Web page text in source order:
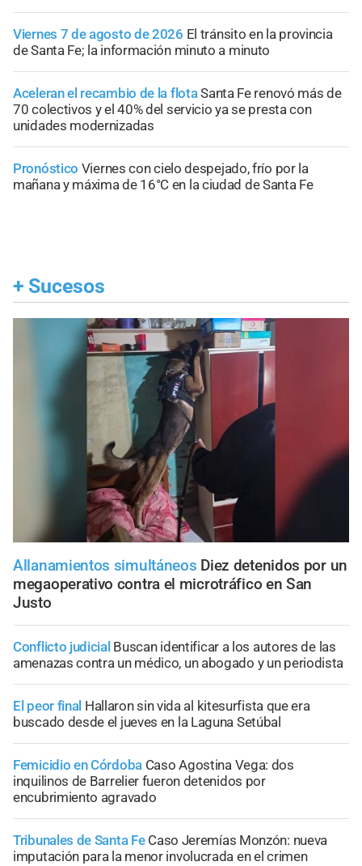
Viernes 7 de agosto de 2026 El tránsito en la provincia
de Santa Fe; la información minuto a minuto
Aceleran el recambio de la flotaSanta Fe renovó más de
70 colectivos y el 40% del servicio ya se presta con
unidades modernizadas
Pronóstico Viernes con cielo despejado, frío por la
mañana y máxima de 16°C en la ciudad de Santa Fe
+ Sucesos
Allanamientos simultáneos Diez detenidos por un
megaoperativo contra el microtráfico en San
Justo
Conflicto judicial Buscan identificar a los autores de las
amenazas contra un médico, un abogado y un periodista
El peor final Hallaron sin vida al kitesurfista que era
buscado desde el jueves en la Laguna Setúbal
Femicidio en Córdoba Caso Agostina Vega: dos
inquilinos de Barrelier fueron detenidos por
encubrimiento agravado
Tribunales de Santa Fe Caso Jeremías Monzón: nueva
imputación para la menor involucrada en el crimen